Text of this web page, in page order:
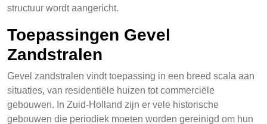
structuur wordt aangericht.
Toepassingen Gevel
Zandstralen
Gevel zandstralen vindt toepassing in een breed scala aan
situaties, van residentiële huizen tot commerciële
gebouwen. In Zuid-Holland zijn er vele historische
gebouwen die periodiek moeten worden gereinigd om hun